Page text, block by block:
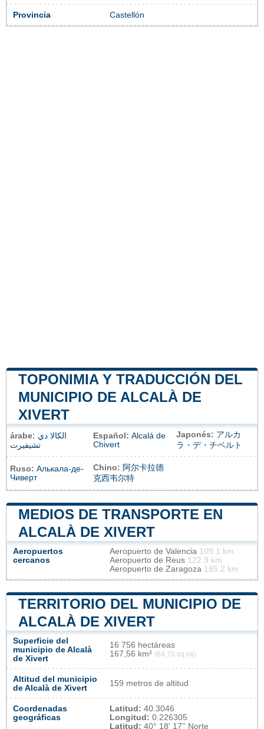
Provincia Castellón
TOPONIMIA Y TRADUCCIÓN DEL
MUNICIPIO DE ALCALÀ DE
XIVERT
árabe: الكالا دي
تشيفيرت
Español: Alcalá de
Chivert
Japonés: アルカ
ラ・デ・チベルト
Ruso: Алькала-де-
Чиверт
Chino: 阿尔卡拉德
克西韦尔特
MEDIOS DE TRANSPORTE EN
ALCALÀ DE XIVERT
Aeropuertos
cercanos
Aeropuerto de Valencia 109.1 km
Aeropuerto de Reus 122.9 km
Aeropuerto de Zaragoza 185.2 km
TERRITORIO DEL MUNICIPIO DE
ALCALÀ DE XIVERT
Superficie del
municipio de Alcalà
de Xivert
16 756 hectáreas
167,56 km² (64,70 sq mi)
Altitud del municipio
de Alcalà de Xivert
159 metros de altitud
Coordenadas
geográficas
Latitud: 40.3046
Longitud: 0.226305
Latitud: 40° 18' 17'' Norte